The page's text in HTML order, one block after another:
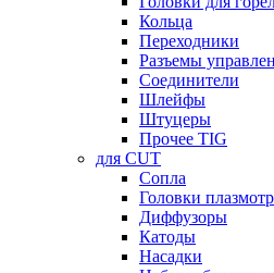
Кольца
Переходники
Разъемы
Соединители
Шлейфы
Штуцеры
Прочее TIG
для CUT
Сопла
Головки
Диффузоры
Катоды
Насадки